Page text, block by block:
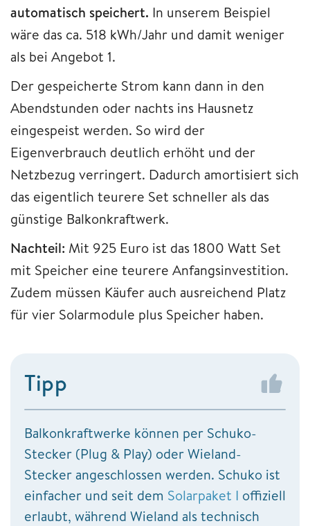
automatisch speichert. In unserem Beispiel
wäre das ca. 518 kWh/Jahr und damit weniger
als bei Angebot 1.
Der gespeicherte Strom kann dann in den
Abendstunden oder nachts ins Hausnetz
eingespeist werden. So wird der
Eigenverbrauch deutlich erhöht und der
Netzbezug verringert. Dadurch amortisiert sich
das eigentlich teurere Set schneller als das
günstige Balkonkraftwerk.
Nachteil: Mit 925 Euro ist das 1800 Watt Set
mit Speicher eine teurere Anfangsinvestition.
Zudem müssen Käufer auch ausreichend Platz
für vier Solarmodule plus Speicher haben.
Tipp
Balkonkraftwerke können per Schuko-
Stecker (Plug & Play) oder Wieland-
Stecker angeschlossen werden. Schuko ist
einfacher und seit dem Solarpaket I offiziell
erlaubt, während Wieland als technisch